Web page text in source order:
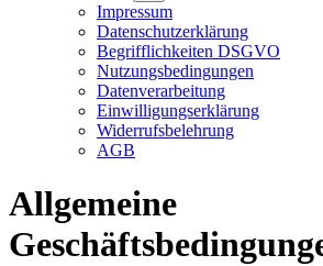
Impressum
Datenschutzerklärung
Begrifflichkeiten DSGVO
Nutzungsbedingungen
Datenverarbeitung
Einwilligungserklärung
Widerrufsbelehrung
AGB
Allgemeine